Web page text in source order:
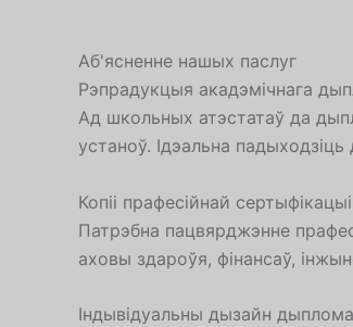
Аб'ясненне нашых паслуг
Рэпрадукцыя акадэмічнага
Ад школьных атэстатаў да
устаноў. Ідэальна
Копіі прафесійнай сертыфікацыі
Патрэбна пацвярджэнне
аховы здароўя, фінансаў,
Індывідуальны дызайн дыплома